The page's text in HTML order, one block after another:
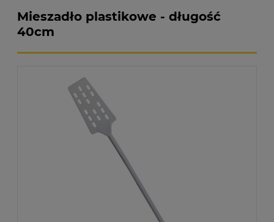
Mieszadło plastikowe - długość
40cm